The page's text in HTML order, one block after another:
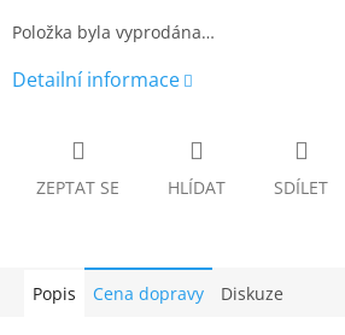
Položka byla vyprodána…
Detailní informace
ZEPTAT SE HLÍDAT SDÍLET
Popis Cena dopravy Diskuze